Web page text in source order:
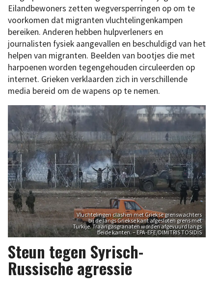
Eilandbewoners zetten wegversperringen op om te
voorkomen dat migranten vluchtelingenkampen
bereiken. Anderen hebben hulpverleners en
journalisten fysiek aangevallen en beschuldigd van het
helpen van migranten. Beelden van bootjes die met
harpoenen worden tegengehouden circuleerden op
internet. Grieken verklaarden zich in verschillende
media bereid om de wapens op te nemen.
Vluchtelingen clashen met Griekse grenswachters
bij de langs Griekse kant afgesloten grens met
Turkije. Traangasgranaten worden afgevuurd langs
beide kanten. – EPA-EFE/DIMITRIS TOSIDIS
Steun tegen Syrisch-
Russische agressie